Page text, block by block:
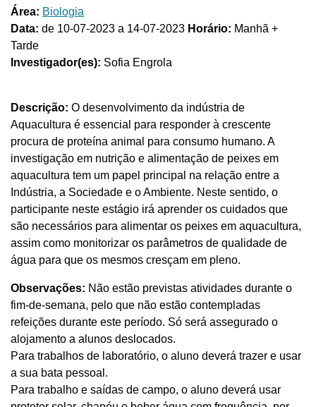
Área: Biologia
Data: de 10-07-2023 a 14-07-2023 Horário: Manhã +
Tarde
Investigador(es): Sofia Engrola
Descrição: O desenvolvimento da indústria de
Aquacultura é essencial para responder à crescente
procura de proteína animal para consumo humano. A
investigação em nutrição e alimentação de peixes em
aquacultura tem um papel principal na relação entre a
Indústria, a Sociedade e o Ambiente. Neste sentido, o
participante neste estágio irá aprender os cuidados que
são necessários para alimentar os peixes em aquacultura,
assim como monitorizar os parâmetros de qualidade de
água para que os mesmos cresçam em pleno.
Observações: Não estão previstas atividades durante o
fim-de-semana, pelo que não estão contempladas
refeições durante este período. Só será assegurado o
alojamento a alunos deslocados.
Para trabalhos de laboratório, o aluno deverá trazer e usar
a sua bata pessoal.
Para trabalho e saídas de campo, o aluno deverá usar